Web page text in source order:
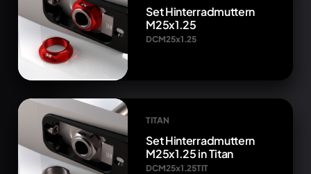
Set Hinterradmuttern
M25x1.25
DCM25x1.25
TITAN
Set Hinterradmuttern
M25x1.25 in Titan
DCM25x1.25TIT